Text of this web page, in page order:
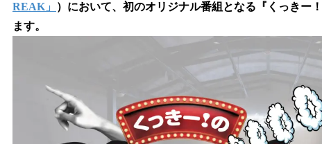
REAK」
）において、初のオリジナル番組となる『くっきー
ます。